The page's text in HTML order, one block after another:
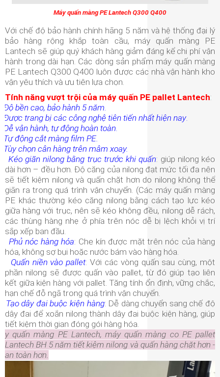
Máy quấn màng PE Lantech Q300 Q400
Với chế độ bảo hành chính hãng 5 năm và hệ thống đại lý
bảo hàng rộng khắp toàn cầu, máy quấn màng PE
Lantech sẽ giúp quý khách hàng giảm đáng kể chi phí vận
hành trong dài hạn. Các dòng sản phẩm máy quấn màng
PE Lantech Q300 Q400 luôn được các nhà vận hành kho
vận yêu thích và ưu tiên lựa chọn.
Tính năng vượt trội của máy quấn PE pallet Lantech:
Độ bền cao, bảo hành 5 năm.
Được trang bị các công nghệ tiên tiến nhất hiện nay.
Dễ vận hành, tự động hoàn toàn
Tự động cắt màng film PE.
Tùy chọn cân hàng trên mâm xoay.
Kéo giãn nilong bằng trục trước khi quấn: giúp nilong kéo
dài hơn – đều hơn. Độ căng của nilong đạt mức tối đa nên
sẽ tiết kiệm nilong và quấn chặt hơn do nilong không thể
giãn ra trong quá trình vận chuyển. (Các máy quấn màng
PE khác thường kéo căng nilong bằng cách tạo lực kéo
giữa hàng với trục, nên sẽ kéo không đều, nilong dễ rách,
các thùng hàng nhẹ ở phía trên nóc dễ bị lệch khỏi vị trí
sắp xếp ban đầu.
Phủ nóc hàng hóa: Che kín được mặt trên nóc của hàng
hóa, không sợ bụi hoặc nước bám vào hàng hóa.
Quấn niền vào pallet: Với các vòng quấn sau cùng, một
phần nilong sẽ được quấn vào pallet, từ đó giúp tạo liên
kết giữa kiện hàng với pallet. Tăng tính ổn định, vững chắc,
hạn chế đỗ ngã trong quá trình vận chuyển.
Tạo dây đai buộc kiện hàng: Dễ dàng chuyển sang chế độ
dây đai để xoắn nilong thành dây đai buộc kiện hàng, giúp
tiết kiệm thời gian đóng gói hàng hóa.
quấn màng PE Lantech, máy quấn màng co PE pallet
Lantech BH 5 năm tiết kiệm nilong và quấn hàng chặt hơn -
an toàn hơn.